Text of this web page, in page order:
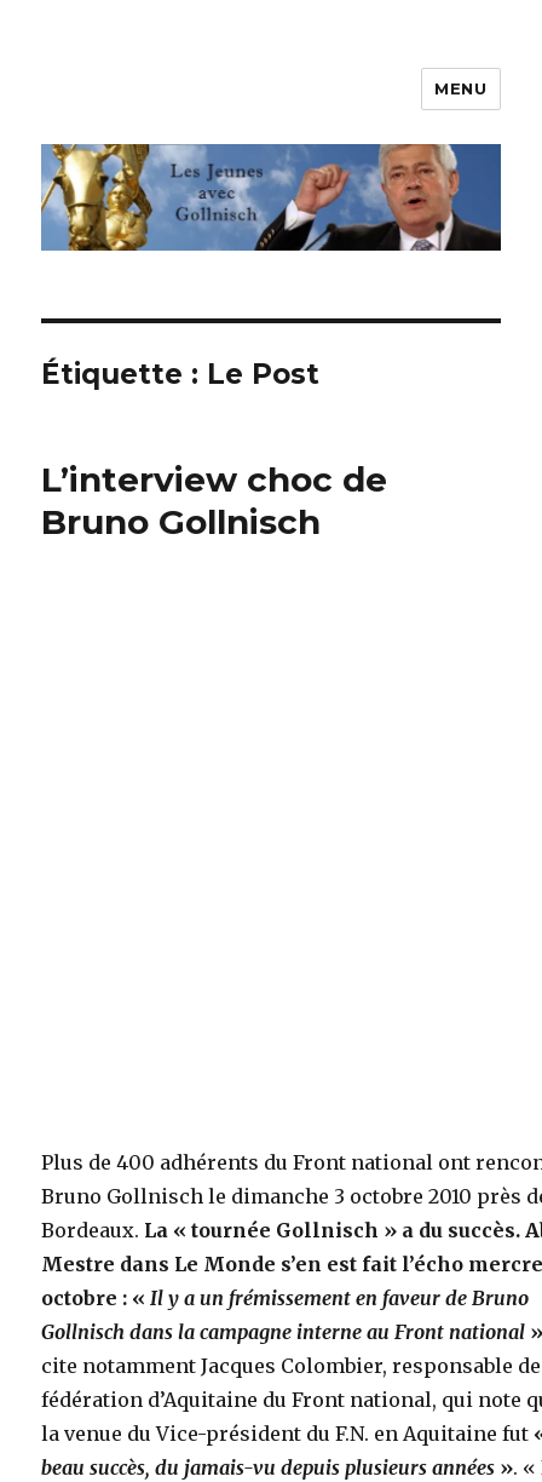
Les jeunes avec Gollnisch
MENU
Étiquette : Le Post
L’interview choc de
Bruno Gollnisch
Plus de 400 adhérents du Front national ont
Bruno Gollnisch le dimanche 3 octobre 2010 près
Bordeaux. La « tournée Gollnisch » a du succès.
Mestre dans Le Monde s’en est fait l’écho
octobre : «Il y a un frémissement en faveur de Bruno
Gollnisch dans la campagne interne au Front national
cite notamment Jacques Colombier, responsable
fédération d’Aquitaine du Front national, qui note
la venue du Vice-président du F.N. en Aquitaine fut
beau succès, du jamais-vu depuis plusieurs années ».